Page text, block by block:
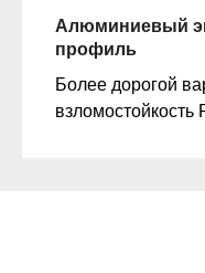
Алюминиевый
профиль
Более дорогой
взломостойкость